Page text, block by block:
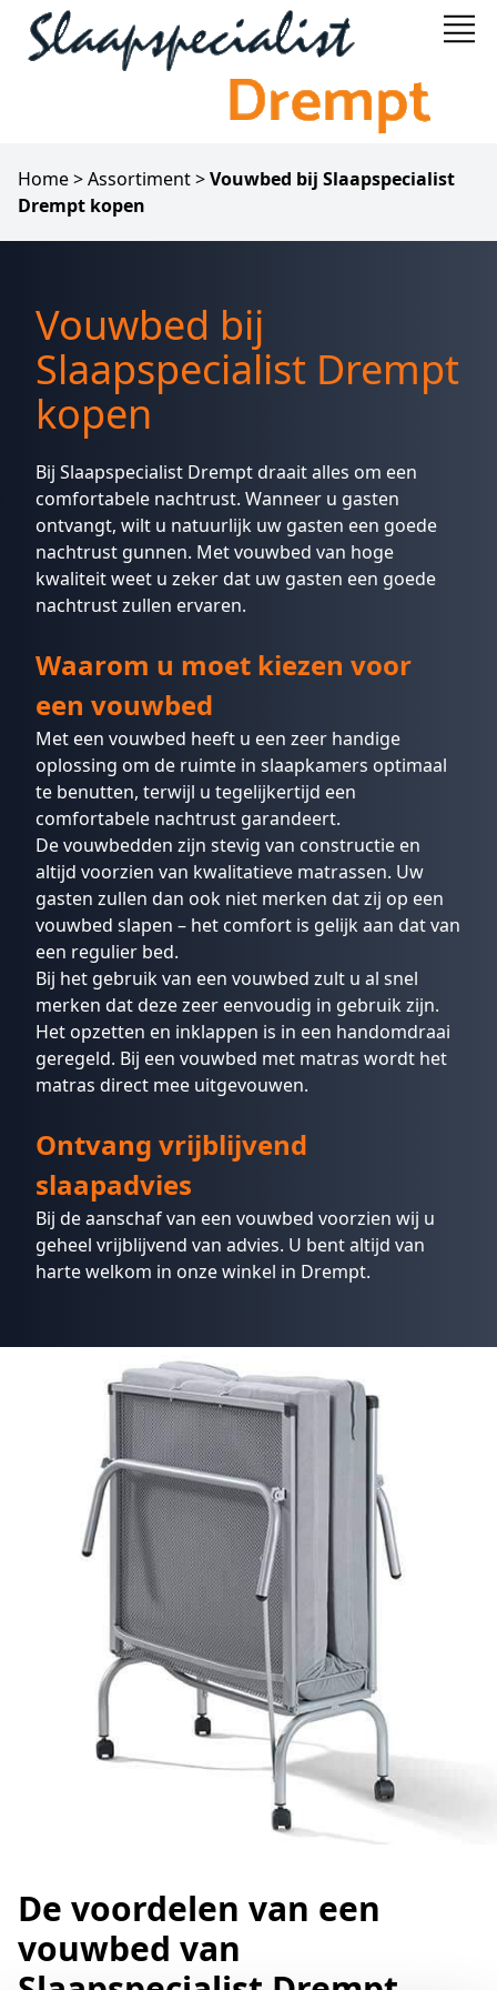
Home>Assortiment>Vouwbed bij Slaapspecialist
Drempt kopen
Vouwbed bij
Slaapspecialist Drempt
kopen
Bij Slaapspecialist Dremptdraait alles om een
comfortabele nachtrust. Wanneer u gasten
ontvangt, wilt u natuurlijk uw gasten een goede
nachtrust gunnen. Met vouwbed van hoge
kwaliteit weet u zeker dat uw gasten een goede
nachtrust zullen ervaren.
Waarom u moet kiezen voor
een vouwbed
Met een vouwbed heeft u een zeer handige
oplossing om de ruimte in slaapkamers optimaal
te benutten, terwijl u tegelijkertijd een
comfortabele nachtrust garandeert.
De vouwbedden zijn stevig van constructie en
altijd voorzien van kwalitatieve matrassen. Uw
gasten zullen dan ook niet merken dat zij op een
vouwbed slapen – het comfort is gelijk aan dat van
een regulier bed.
Bij het gebruik van een vouwbed zult u al snel
merken dat deze zeer eenvoudig in gebruik zijn.
Het opzetten en inklappen is in een handomdraai
geregeld. Bij een vouwbed met matras wordt het
matras direct mee uitgevouwen.
Ontvang vrijblijvend
slaapadvies
Bij de aanschaf van een vouwbed voorzien wij u
geheel vrijblijvend van advies. U bent altijd van
harte welkom in onzewinkel in Drempt.
De voordelen van een
vouwbed van